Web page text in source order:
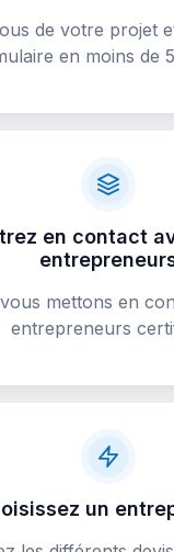
de votre projet
en moins de
en contact
mettons en
entrepreneurs
un